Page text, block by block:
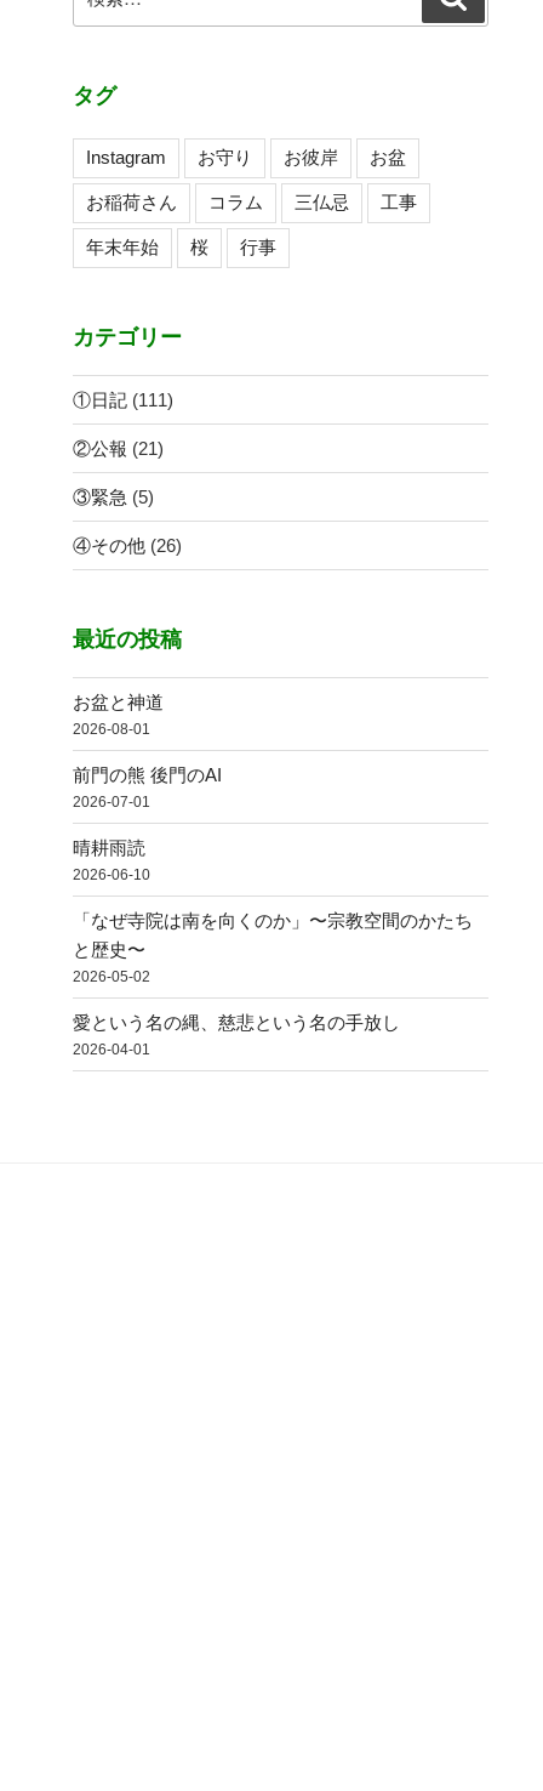
索:
タグ
Instagram お守り お彼岸 お盆
お稲荷さん コラム 三仏忌 工事
年末年始 桜 行事
カテゴリー
①日記 (111)
②公報 (21)
③緊急 (5)
④その他 (26)
最近の投稿
お盆と神道
2026-08-01
前門の熊 後門のAI
2026-07-01
晴耕雨読
2026-06-10
「なぜ寺院は南を向くのか」〜宗教空間のかたち
と歴史〜
2026-05-02
愛という名の縄、慈悲という名の手放し
2026-04-01